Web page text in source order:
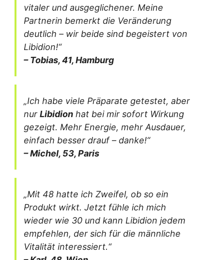
vitaler und ausgeglichener. Meine
Partnerin bemerkt die Veränderung
deutlich – wir beide sind begeistert von
Libidion!“
– Tobias, 41, Hamburg
„Ich habe viele Präparate getestet, aber
nur Libidion hat bei mir sofort Wirkung
gezeigt. Mehr Energie, mehr Ausdauer,
einfach besser drauf – danke!“
– Michel, 53, Paris
„Mit 48 hatte ich Zweifel, ob so ein
Produkt wirkt. Jetzt fühle ich mich
wieder wie 30 und kann Libidion jedem
empfehlen, der sich für die männliche
Vitalität interessiert.“